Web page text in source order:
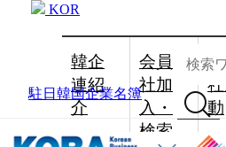
韓企
連紹
介
会員
社加
入・
検索
動
駐日韓国企業名簿
KOR